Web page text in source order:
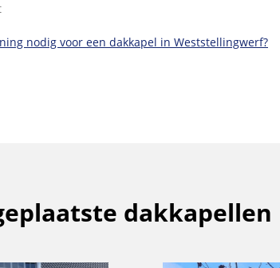
nodig voor een dakkapel in Weststellingwerf?
dakkapellen